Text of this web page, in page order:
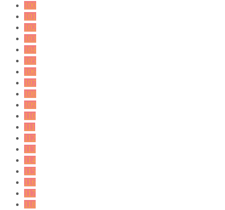
100
101
102
103
104
105
106
107
108
109
110
111
112
113
114
115
116
117
118